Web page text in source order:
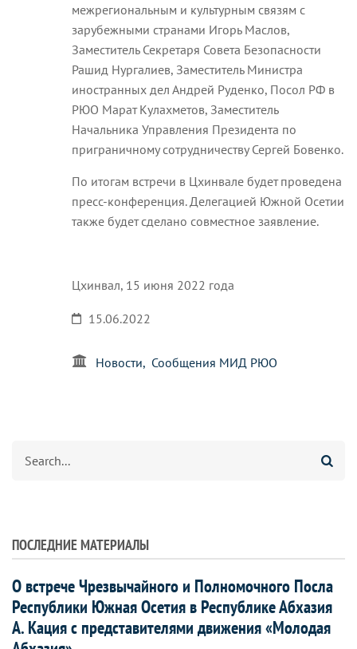
межрегиональным и культурным связям с
зарубежными странами Игорь Маслов,
Заместитель Секретаря Совета Безопасности
Рашид Нургалиев, Заместитель Министра
иностранных дел Андрей Руденко, Посол РФ в
РЮО Марат Кулахметов, Заместитель
Начальника Управления Президента по
приграничному сотрудничеству Сергей Бовенко.
По итогам встречи в Цхинвале будет проведена
пресс-конференция. Делегацией Южной Осетии
также будет сделано совместное заявление.
Цхинвал, 15 июня 2022 года
15.06.2022
Новости Сообщения МИД РЮО
ПОСЛЕДНИЕ МАТЕРИАЛЫ
О встрече Чрезвычайного и Полномочного Посла
Республики Южная Осетия в Республике Абхазия
А. Кация с представителями движения «Молодая